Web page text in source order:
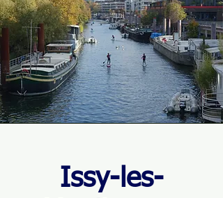
Issy-les-